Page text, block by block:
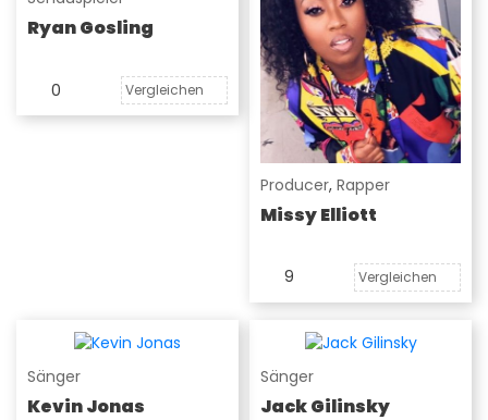
Ryan Gosling
0 Vergleichen
Producer, Rapper
Missy Elliott
9 Vergleichen
Sänger
Kevin Jonas
Sänger
Jack Gilinsky